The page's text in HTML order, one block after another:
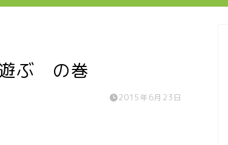
ぶ の巻
2015年6月23日